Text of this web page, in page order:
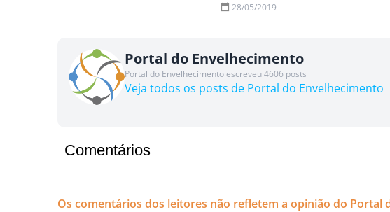
28/05/2019
Portal do Envelhecimento
Portal do Envelhecimento escreveu 4606 posts
Veja todos os posts de Portal do Envelhecimento
Comentários
Os comentários dos leitores não refletem a opinião do Portal